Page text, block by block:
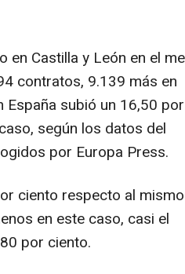
en Castilla y León en el
contratos, 9.139 más en
subió un 16,50 por
según los datos del
por Europa Press.
ciento respecto al mismo
en este caso, casi el
por ciento.